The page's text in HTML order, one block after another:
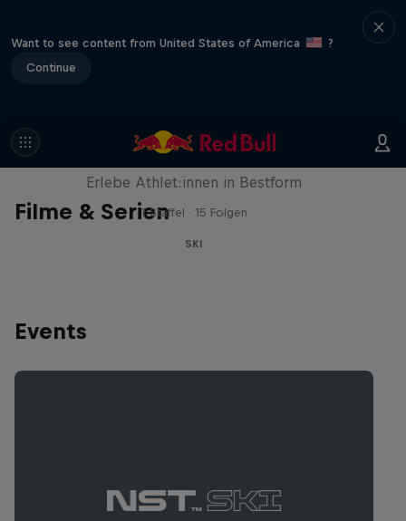
Want to see content from United States of America
?
Continue
Filme & Serien
Winter Heroes
Erlebe Athlet:innen in Bestform
1 Staffel · 15 Folgen
SKI
Events